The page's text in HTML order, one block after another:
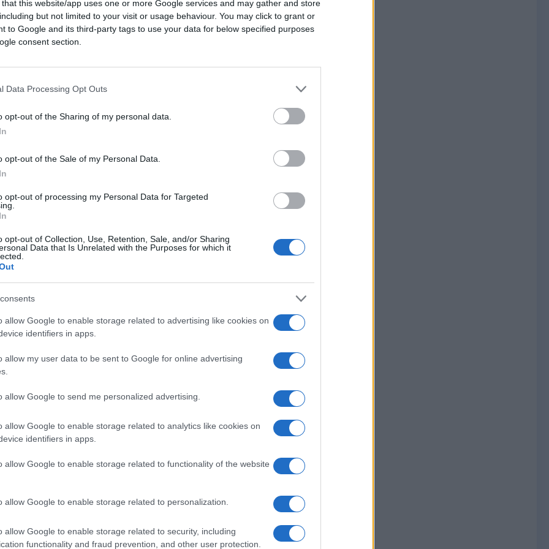
that this website/app uses one or more Google services and may gather and store
but not limited to your visit or usage behaviour. You may click to grant or
to Google and its third-party tags to use your data for below specified purposes
consent section.
Data Processing Opt Outs
opt-out of the Sharing of my personal data.
opt-out of the Sale of my Personal Data.
opt-out of processing my Personal Data for Targeted
opt-out of Collection, Use, Retention, Sale, and/or Sharing
Data that Is Unrelated with the Purposes for which it
allow Google to enable storage related to advertising like cookies on
identifiers in apps.
allow my user data to be sent to Google for online advertising
allow Google to send me personalized advertising.
allow Google to enable storage related to analytics like cookies on
identifiers in apps.
allow Google to enable storage related to functionality of the website
allow Google to enable storage related to personalization.
allow Google to enable storage related to security, including
functionality and fraud prevention, and other user protection.
perplesso sul suo ruolo. Un
che trovò comunque il tempo di
di Picasso, Marx, Freud, Stravinsky
film lo si vede intento alla lettura del
da autodidatta per poter leggere Dante
gusto di farlo.
a quella di Alan Turing
degli Alleati
perseguitati dai loro governi per
Turing, la sua omosessualità; in quello
atomica.
come unadisciplina innocua: si
sul comportamento degli atomi e
di qualunque collegamento diretto con
alle scienze teoriche che a quelle
tecnico di laboratorio),
nella meccanica quantistica
piena dignità accademica.
Leida (dove venne soprannominato
Zurigo. Nolan inserisce quel tanto che
meglio la
olandese, imparato autonomamente per